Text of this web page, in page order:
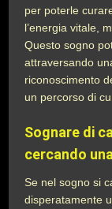
per poterle
l’energia vitale,
Questo sogno
attraversando
riconoscimento
un percorso di
Sognare di
cercando
Se nel sogno si
disperatamente